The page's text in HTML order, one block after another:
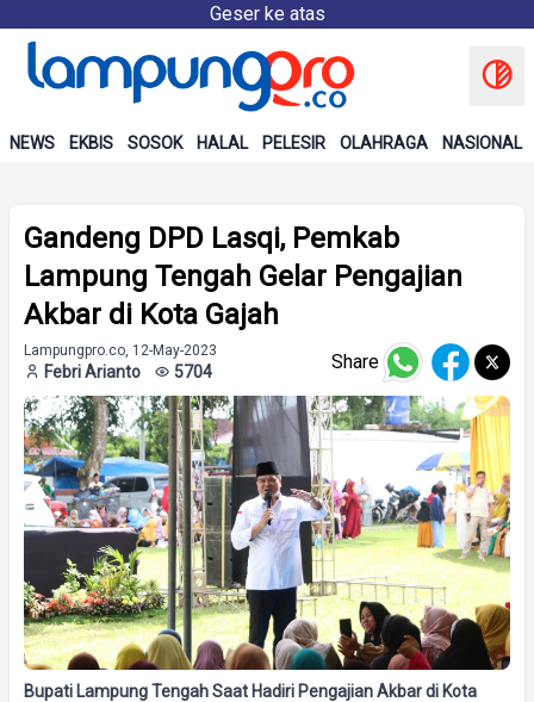
Geser ke atas
NEWS EKBIS SOSOK HALAL PELESIR OLAHRAGA NASIONAL
Gandeng DPD Lasqi, Pemkab
Lampung Tengah Gelar Pengajian
Akbar di Kota Gajah
Lampungpro.co, 12-May-2023
Febri Arianto 5704 Share
Bupati Lampung Tengah Saat Hadiri Pengajian Akbar di Kota